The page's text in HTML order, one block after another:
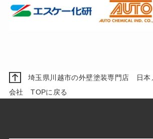
埼玉県川越市の外壁塗装専門店 日本
会社 TOPに戻る